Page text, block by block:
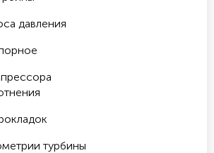
давления
турбины